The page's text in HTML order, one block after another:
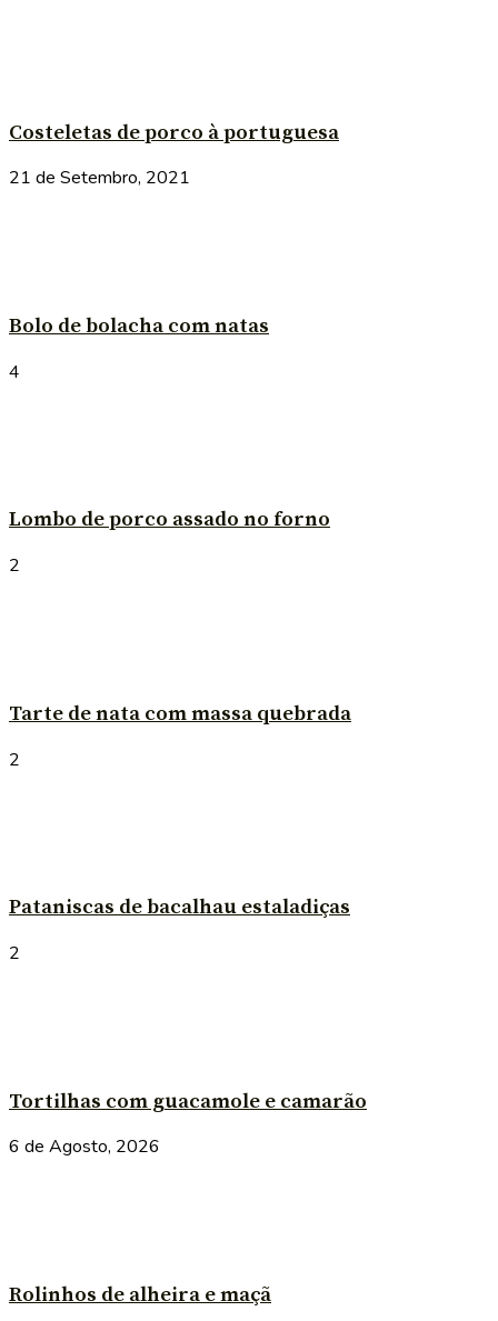
Costeletas de porco à portuguesa
21 de Setembro, 2021
Bolo de bolacha com natas
4
Lombo de porco assado no forno
2
Tarte de nata com massa quebrada
2
Pataniscas de bacalhau estaladiças
2
Tortilhas com guacamole e camarão
6 de Agosto, 2026
Rolinhos de alheira e maçã